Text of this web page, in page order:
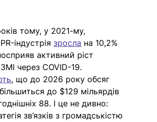
тому, у 2021-му,
індустрія зросла на 10,2%
активний ріст
через COVID-19.
, що до 2026 року обсяг
до $129 мільярдів
88. І це не дивно:
зв’язків з громадськістю